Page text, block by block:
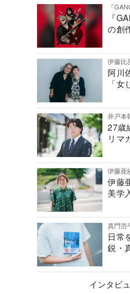
『
『
の創
伊藤比
阿川
「
井戸本
27歳
リマ
伊藤亜
伊藤
美学
真門浩
日常
鋭・
インタビ